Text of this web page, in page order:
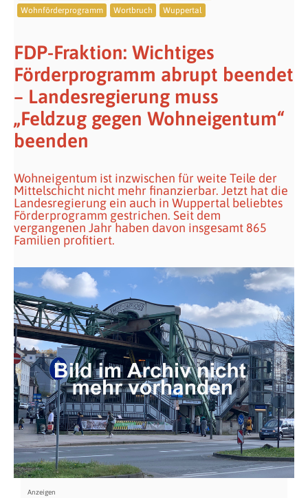
Wohnförderprogramm
Wortbruch Wuppertal
FDP-Fraktion: Wichtiges
Förderprogramm abrupt beendet
– Landesregierung muss
„Feldzug gegen Wohneigentum“
beenden
Wohneigentum ist inzwischen für weite Teile der
Mittelschicht nicht mehr finanzierbar. Jetzt hat die
Landesregierung ein auch in Wuppertal beliebtes
Förderprogramm gestrichen. Seit dem
vergangenen Jahr haben davon insgesamt 865
Familien profitiert.